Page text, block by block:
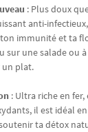
: Plus doux
anti-
immunité et ta
sur une salade ou
plat.
: Ultra riche en
il est idéal
ta détox